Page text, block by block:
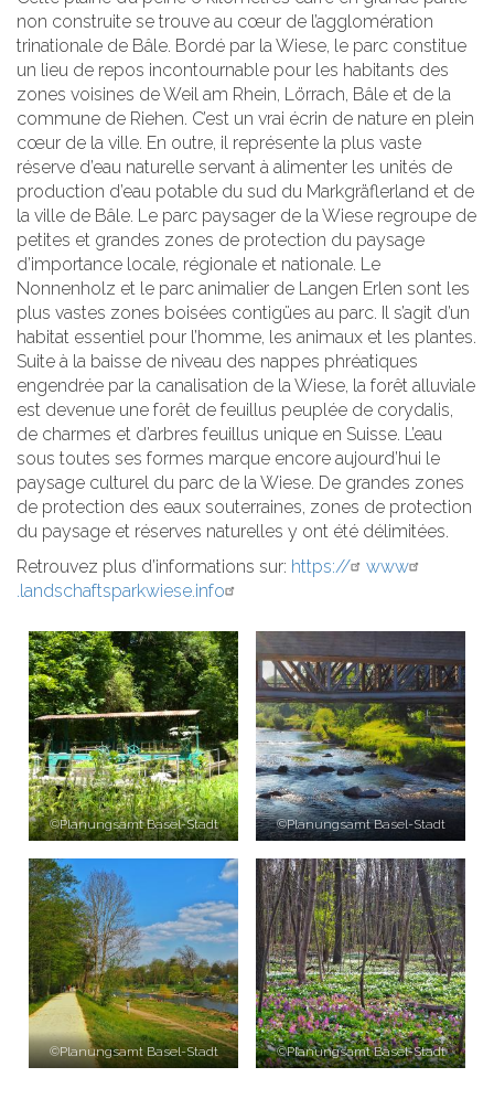
non construite se trouve au cœur de l’agglomération
trinationale de Bâle. Bordé par la Wiese, le parc constitue
un lieu de repos incontournable pour les habitants des
zones voisines de Weil am Rhein, Lörrach, Bâle et de la
commune de Riehen. C’est un vrai écrin de nature en plein
cœur de la ville. En outre, il représente la plus vaste
réserve d’eau naturelle servant à alimenter les unités de
production d’eau potable du sud du Markgräflerland et de
la ville de Bâle. Le parc paysager de la Wiese regroupe de
petites et grandes zones de protection du paysage
d’importance locale, régionale et nationale. Le
Nonnenholz et le parc animalier de Langen Erlen sont les
plus vastes zones boisées contigües au parc. Il s’agit d’un
habitat essentiel pour l’homme, les animaux et les plantes.
Suite à la baisse de niveau des nappes phréatiques
engendrée par la canalisation de la Wiese, la forêt alluviale
est devenue une forêt de feuillus peuplée de corydalis,
de charmes et d’arbres feuillus unique en Suisse. L’eau
sous toutes ses formes marque encore aujourd’hui le
paysage culturel du parc de la Wiese. De grandes zones
de protection des eaux souterraines, zones de protection
du paysage et réserves naturelles y ont été délimitées.
Retrouvez plus d’informations sur: https://
www
.landschaftsparkwiese.info
©Planungsamt Basel-Stadt ©Planungsamt Basel-Stadt
©Planungsamt Basel-Stadt ©Planungsamt Basel-Stadt